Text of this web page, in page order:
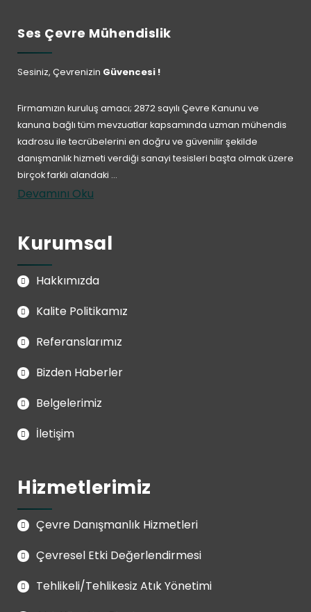
Ses Çevre Mühendislik
Sesiniz, Çevrenizin Güvencesi !
Firmamızın kuruluş amacı; 2872 sayılı Çevre Kanunu ve
kanuna bağlı tüm mevzuatlar kapsamında uzman mühendis
kadrosu ile tecrübelerini en doğru ve güvenilir şekilde
danışmanlık hizmeti verdiği sanayi tesisleri başta olmak üzere
birçok farklı alandaki ...
Devamını Oku
Kurumsal
Hakkımızda
Kalite Politikamız
Referanslarımız
Bizden Haberler
Belgelerimiz
İletişim
Hizmetlerimiz
Çevre Danışmanlık Hizmetleri
Çevresel Etki Değerlendirmesi
Tehlikeli/Tehlikesiz Atık Yönetimi